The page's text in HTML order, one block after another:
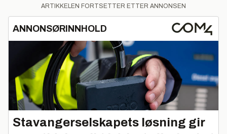
ARTIKKELEN FORTSETTER ETTER ANNONSEN
ANNONSØRINNHOLD
Stavangerselskapets løsning gir